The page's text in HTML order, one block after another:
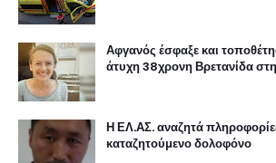
Αφγανός έσφαξε και
άτυχη 38χρονη Βρετανίδα
Η ΕΛ.ΑΣ. αναζητά
καταζητούμενο δολοφόνο